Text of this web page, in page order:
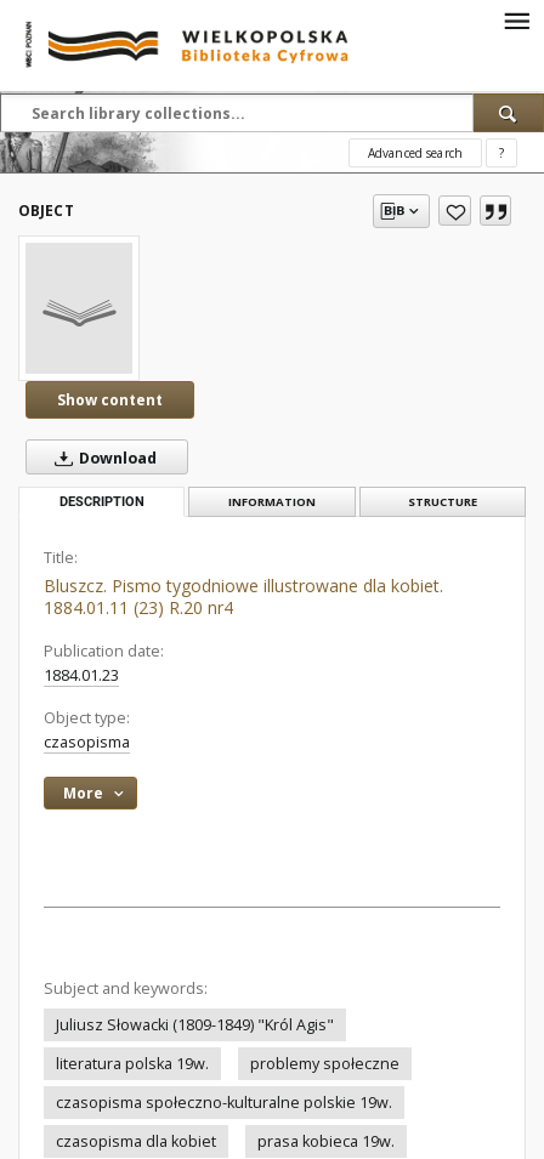
Advanced search ?
OBJECT
Show content
Download
DESCRIPTION INFORMATION STRUCTURE
Title:
Bluszcz. Pismo tygodniowe illustrowane dla kobiet.
1884.01.11 (23) R.20 nr4
Publication date:
1884.01.23
Object type:
czasopisma
More
Subject and keywords:
Juliusz Słowacki (1809-1849) "Król Agis"
literatura polska 19w.
problemy społeczne
czasopisma społeczno-kulturalne polskie 19w.
czasopisma dla kobiet
prasa kobieca 19w.